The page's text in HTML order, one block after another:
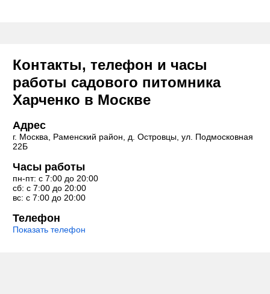
Контакты, телефон и часы
работы садового питомника
Харченко в Москве
Адрес
г. Москва, Раменский район, д. Островцы, ул. Подмосковная
22Б
Часы работы
пн-пт: с 7:00 до 20:00
сб: с 7:00 до 20:00
вс: с 7:00 до 20:00
Телефон
Показать телефон